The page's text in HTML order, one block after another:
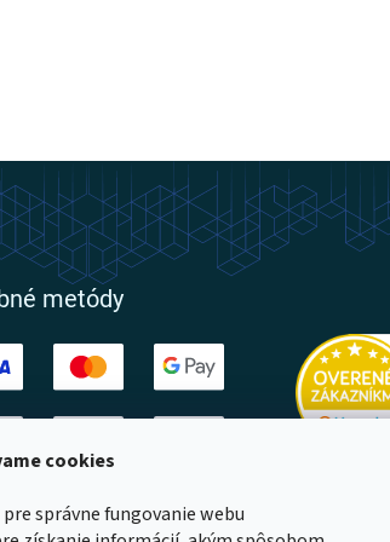
cookies
správne fungovanie webu
metódy